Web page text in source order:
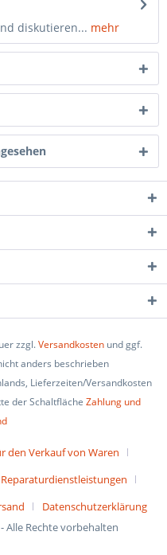
diskutieren... mehr
zzgl.Versandkosten und ggf.
anders beschrieben
Lieferzeiten/Versandkosten
der Schaltfläche Zahlung und
den Verkauf von Waren
Datenschutzerklärung
Alle Rechte vorbehalten